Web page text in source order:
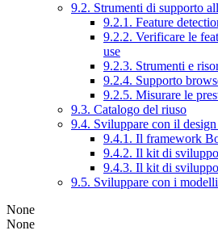
9.2. Strumenti di supporto
9.2.1. Feature
9.2.2. Verificare le
use
9.2.3. Strumenti e
9.2.4. Supporto
9.2.5. Misurare le
9.3. Catalogo del riuso
9.4. Sviluppare con il
9.4.1. Il framework
9.4.2. Il kit di
9.4.3. Il kit di
9.5. Sviluppare con i
None
None